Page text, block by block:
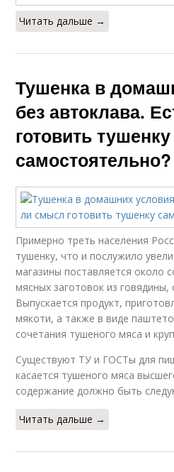
Читать дальше →
Тушенка в
без автоклава.
готовить тушенку
самостоятельно?
Примерно треть населения
тушенку, что и послужило
магазины поставляется около
мясных заготовок из
Выпускается продукт,
мякоти, а также в виде
сочетания тушеного мяса и
Существуют ТУ и ГОСТы для
касается тушеного мяса
содержание должно быть
Читать дальше →